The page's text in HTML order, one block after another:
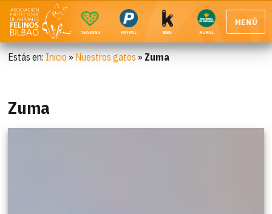
TEAMING PAYPAL BBK RURAL
MENÚ
Estás en: Inicio » Nuestros gatos » Zuma
Zuma